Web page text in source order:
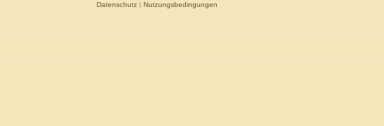
Datenschutz| Nutzungsbedingungen